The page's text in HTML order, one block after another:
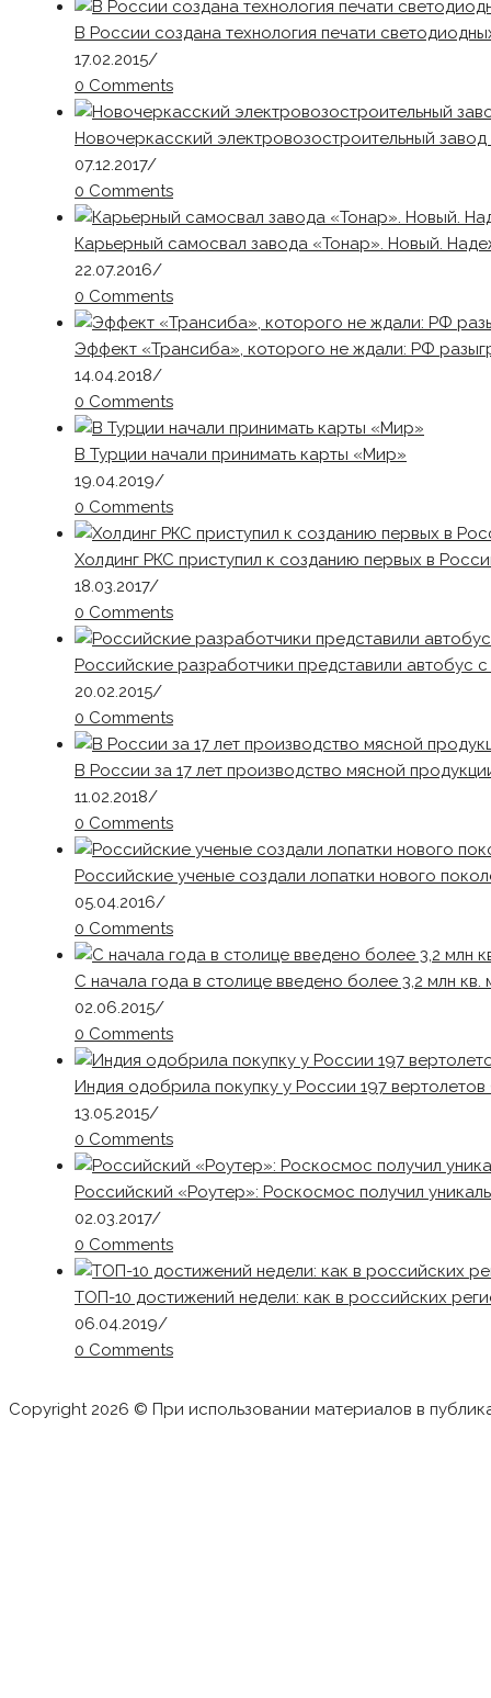
В России создана технология печати
17.02.2015/
0 Comments
Новочеркасский электровозостроительный
07.12.2017/
0 Comments
Карьерный самосвал завода «Тонар». Новый.
22.07.2016/
0 Comments
Эффект «Трансиба», которого не ждали: РФ
14.04.2018/
0 Comments
В Турции начали принимать карты «Мир»
19.04.2019/
0 Comments
Холдинг РКС приступил к созданию первых в
18.03.2017/
0 Comments
Российские разработчики представили автобус
20.02.2015/
0 Comments
В России за 17 лет производство мясной
11.02.2018/
0 Comments
Российские ученые создали лопатки нового
05.04.2016/
0 Comments
С начала года в столице введено более 3,2 млн
02.06.2015/
0 Comments
Индия одобрила покупку у России 197
13.05.2015/
0 Comments
Российский «Роутер»: Роскосмос получил
02.03.2017/
0 Comments
ТОП-10 достижений недели: как в российских
06.04.2019/
0 Comments
Copyright 2026 © При использовании материалов в